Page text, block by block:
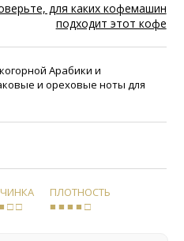
для каких кофемашин
подходит этот кофе
Арабики и
и ореховые ноты для
□ □
ПЛОТНОСТЬ
■ ■ ■ ■ □